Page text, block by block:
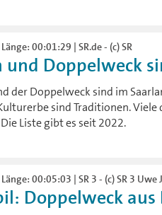
00:01:29 | SR.de - (c) SR
und Doppelweck
der Doppelweck sind im
sind Traditionen.
Liste gibt es seit 2022.
00:05:03 | SR 3 - (c) SR 3 Uwe
Doppelweck